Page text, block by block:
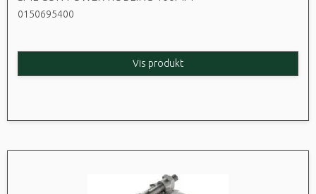
0150695400
Vis produkt